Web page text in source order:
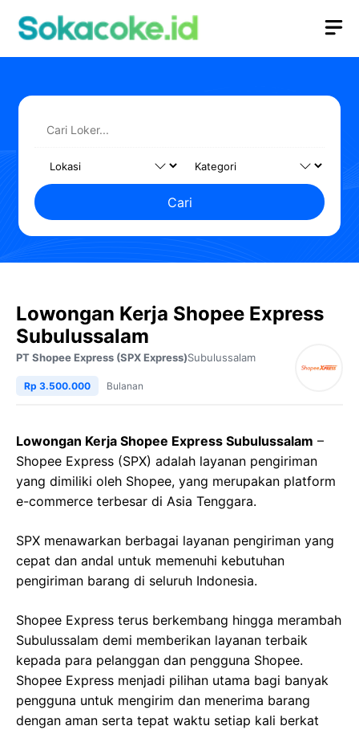
Cari
Lowongan Kerja Shopee Express
Subulussalam
PT Shopee Express (SPX Express)Subulussalam
Rp 3.500.000 Bulanan
Lowongan Kerja Shopee Express Subulussalam –
Shopee Express (SPX) adalah layanan pengiriman
yang dimiliki oleh Shopee, yang merupakan platform
e-commerce terbesar di Asia Tenggara.
SPX menawarkan berbagai layanan pengiriman yang
cepat dan andal untuk memenuhi kebutuhan
pengiriman barang di seluruh Indonesia.
Shopee Express terus berkembang hingga merambah
Subulussalam demi memberikan layanan terbaik
kepada para pelanggan dan pengguna Shopee.
Shopee Express menjadi pilihan utama bagi banyak
pengguna untuk mengirim dan menerima barang
dengan aman serta tepat waktu setiap kali berkat